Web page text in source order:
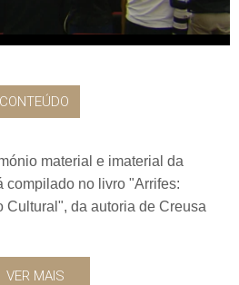
material e imaterial da
compilado no livro "Arrifes:
Cultural", da autoria de Creusa
VER MAIS